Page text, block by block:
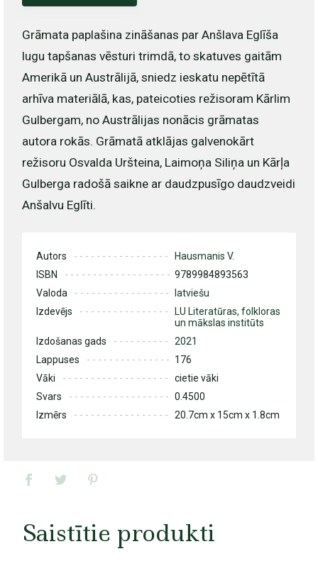
Grāmata paplašina zināšanas par Anšlava Eglīša
lugu tapšanas vēsturi trimdā, to skatuves gaitām
Amerikā un Austrālijā, sniedz ieskatu nepētītā
arhīva materiālā, kas, pateicoties režisoram Kārlim
Gulbergam, no Austrālijas nonācis grāmatas
autora rokās. Grāmatā atklājas galvenokārt
režisoru Osvalda Uršteina, Laimoņa Siliņa un Kārļa
Gulberga radošā saikne ar daudzpusīgo daudzveidi
Anšalvu Eglīti.
Autors
Hausmanis V.
ISBN
9789984893563
Valoda
latviešu
Izdevējs
LU Literatūras, folkloras
un mākslas institūts
Izdošanas gads
2021
Lappuses
176
Vāki
cietie vāki
Svars
0.4500
Izmērs
20.7cm x 15cm x 1.8cm
Saistītie produkti